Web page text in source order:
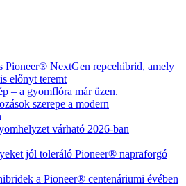
Pioneer® NextGen repcehibrid, amely
előnyt teremt
– a gyomflóra már üzen.
szerepe a modern
várható 2026-ban
jól toleráló Pioneer® napraforgó
a Pioneer® centenáriumi évében